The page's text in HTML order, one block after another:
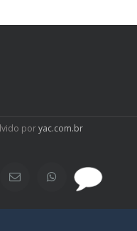
poryac.com.br
Email WhatsApp
SAC